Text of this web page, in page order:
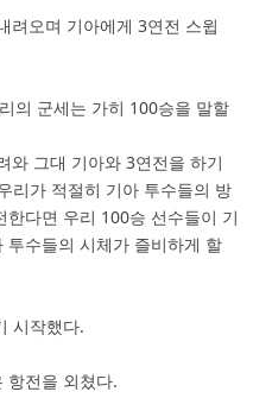
려오며 기아에게 3연전 스윕
의 군세는 가히 100승을 말할
와 그대 기아와 3연전을 하기
리가 적절히 기아 투수들의 방
다면 우리 100승 선수들이 기
투수들의 시체가 즐비하게 할
시작했다.
항전을 외쳤다.